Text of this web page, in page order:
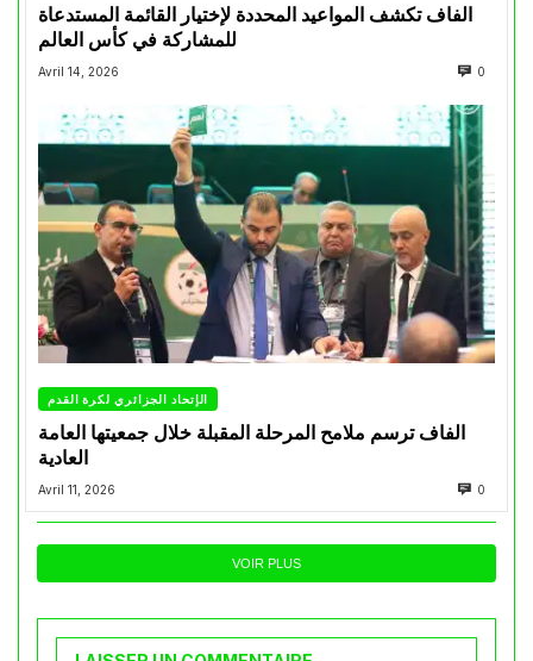
الفاف تكشف المواعيد المحددة لإختيار القائمة المستدعاة
للمشاركة في كأس العالم
Avril 14, 2026 0
الإتحاد الجزائري لكرة القدم
الفاف ترسم ملامح المرحلة المقبلة خلال جمعيتها العامة
العادية
Avril 11, 2026 0
VOIR PLUS